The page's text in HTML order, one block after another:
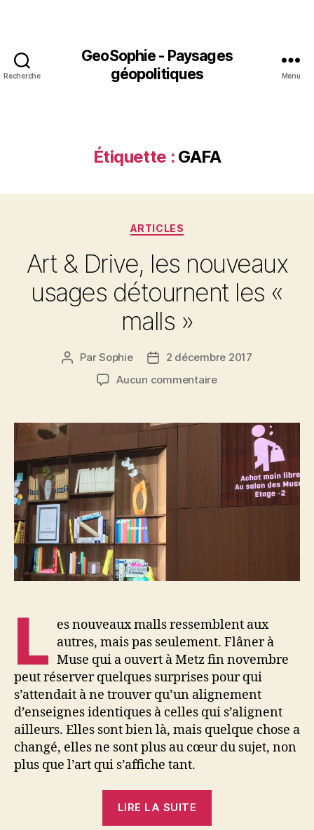
Recherche
GeoSophie - Paysages
géopolitiques
Menu
Étiquette : GAFA
Catégories
ARTICLES
Art & Drive, les nouveaux
usages détournent les «
malls »
Auteur
l’article
ParSophie
Date2 décembre 2017
Aucun commentairesur
Drive,
nouveaux
détournent
L es nouveaux malls ressemblent aux
autres, mais pas seulement. Flâner à
Muse qui a ouvert à Metz fin novembre
peut réserver quelques surprises pour qui
s’attendait à ne trouver qu’un alignement
d’enseignes identiques à celles qui s’alignent
ailleurs. Elles sont bien là, mais quelque chose a
changé, elles ne sont plus au cœur du sujet, non
plus que l’art qui s’affiche tant.
LIRE LA SUITE